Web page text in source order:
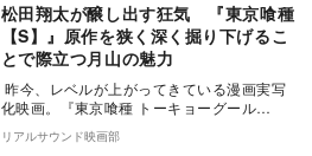
松田翔太が醸し出す狂気 『東京喰種
【S】』原作を狭く深く掘り下げるこ
とで際立つ月山の魅力
昨今、レベルが上がってきている漫画実写
化映画。『東京喰種 トーキョーグール
【S】』もそのことを感じさせる1作だっ
た。 前作…
リアルサウンド映画部